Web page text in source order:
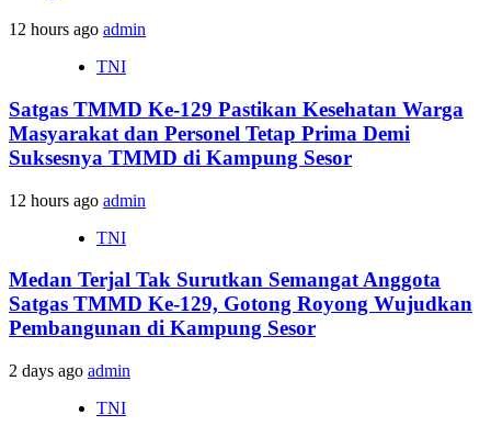
12 hours ago admin
TNI
Satgas TMMD Ke-129 Pastikan Kesehatan Warga
Masyarakat dan Personel Tetap Prima Demi
Suksesnya TMMD di Kampung Sesor
12 hours ago admin
TNI
Medan Terjal Tak Surutkan Semangat Anggota
Satgas TMMD Ke-129, Gotong Royong Wujudkan
Pembangunan di Kampung Sesor
2 days ago admin
TNI